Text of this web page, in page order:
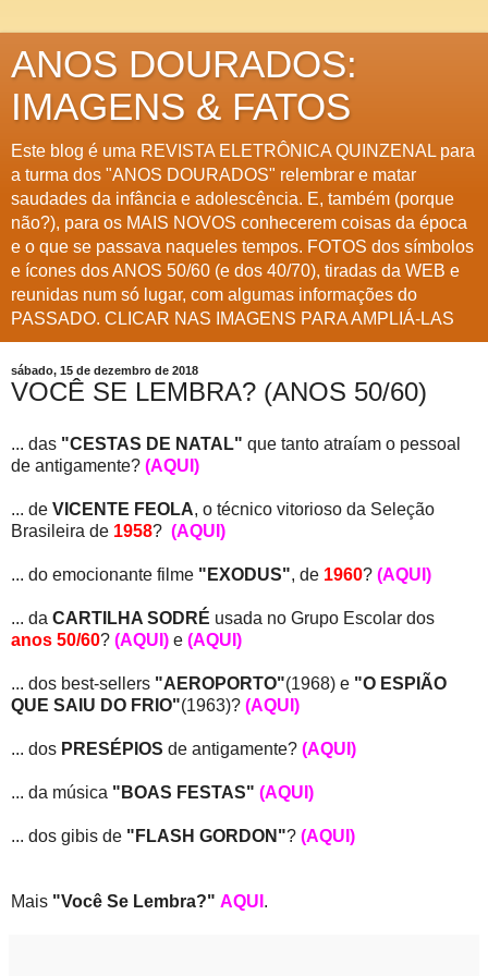
ANOS DOURADOS:
IMAGENS & FATOS
Este blog é uma REVISTA ELETRÔNICA QUINZENAL para
a turma dos "ANOS DOURADOS" relembrar e matar
saudades da infância e adolescência. E, também (porque
não?), para os MAIS NOVOS conhecerem coisas da época
e o que se passava naqueles tempos. FOTOS dos símbolos
e ícones dos ANOS 50/60 (e dos 40/70), tiradas da WEB e
reunidas num só lugar, com algumas informações do
PASSADO. CLICAR NAS IMAGENS PARA AMPLIÁ-LAS
sábado, 15 de dezembro de 2018
VOCÊ SE LEMBRA? (ANOS 50/60)
... das "CESTAS DE NATAL" que tanto atraíam o pessoal
de antigamente? (AQUI)
... de VICENTE FEOLA, o técnico vitorioso da Seleção
Brasileira de 1958? (AQUI)
... do emocionante filme "EXODUS", de 1960? (AQUI)
... da CARTILHA SODRÉ usada no Grupo Escolar dos
anos 50/60? (AQUI) e (AQUI)
... dos best-sellers "AEROPORTO"(1968) e "O ESPIÃO
QUE SAIU DO FRIO"(1963)? (AQUI)
... dos PRESÉPIOS de antigamente? (AQUI)
... da música "BOAS FESTAS" (AQUI)
... dos gibis de "FLASH GORDON"? (AQUI)
Mais "Você Se Lembra?" AQUI .